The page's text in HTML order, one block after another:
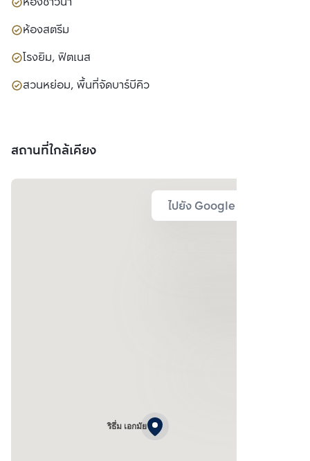
ห้องสตรีม
โรงยิม, ฟิตเนส
สวนหย่อม, พื้นที่จัดบาร์บีคิว
สถานที่ใกล้เคียง
ไปยัง Google Map
ริธึ่ม เอกมัย